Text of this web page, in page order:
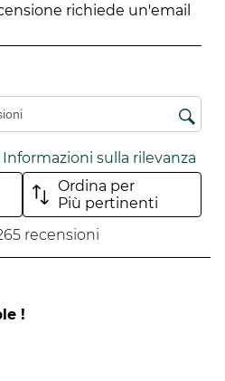
per
stelle.
Questa
azione
aprirà
il
modulo
di
per
stelle.
Questa
azione
aprirà
il
di
richiede un'email
delle recensioni
Informazioni sulla rilevanza
Ordina per
Più pertinenti
recensioni
!